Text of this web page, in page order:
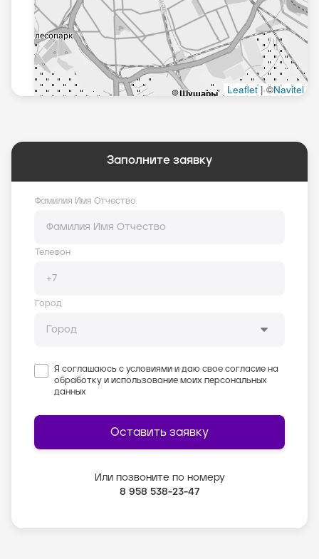
Заполните заявку
Фамилия Имя Отчество
Телефон
Город
Я соглашаюсь с условиями и даю свое согласие на
обработку и использование моих персональных
данных
Оставить заявку
Или позвоните по номеру
8 958 538-23-47